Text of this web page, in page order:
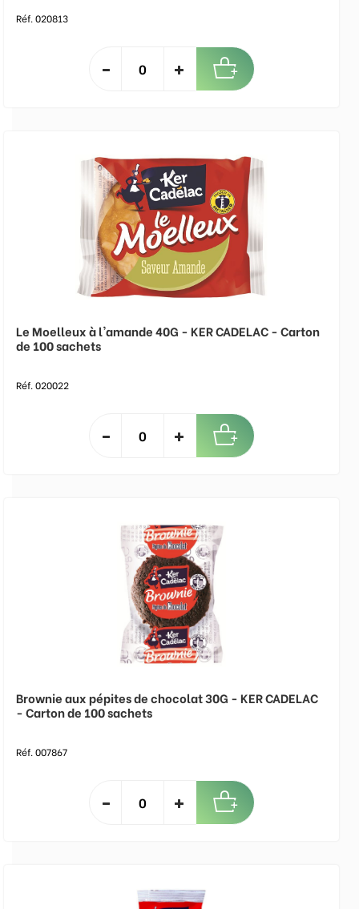
Réf. 020813
Le Moelleux à l'amande 40G - KER CADELAC - Carton
de 100 sachets
Réf. 020022
Brownie aux pépites de chocolat 30G - KER CADELAC
- Carton de 100 sachets
Réf. 007867